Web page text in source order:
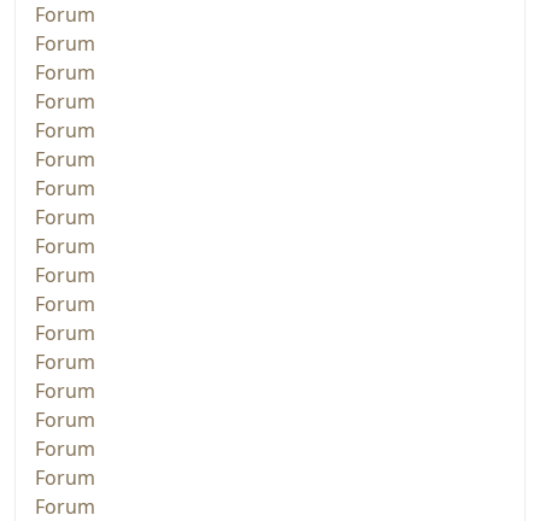
Forum
Forum
Forum
Forum
Forum
Forum
Forum
Forum
Forum
Forum
Forum
Forum
Forum
Forum
Forum
Forum
Forum
Forum